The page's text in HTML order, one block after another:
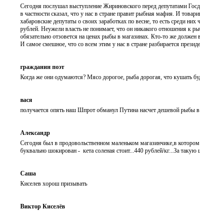
Сегодня послушал выступление Жириновского перед депутатами
в частности сказал, что у нас в стране правит рыбная мафия. И
хабаровские депутаты о своих заработках по весне, то есть среди
рублей. Неужели власть не понимает, что он никакого отношения к
обязательно отзовется на ценах рыбы в магазинах. Кто-то же
И самое смешное, что со всем этим у нас в стране разбирается
гражданин поэт
Когда же они одумаются? Мясо дорогое, рыба дорогая, что кушать
вася
получается опять наш Шпрот обманул Путина насчет дешевой рыбы
Александр
Сегодня был в продовольственном маленьком магазинчике,в
буквально шокирован - кета соленая стоит...440 рублей/кг...За
Саша
Киселев хорош призывать
Виктор Киселёв